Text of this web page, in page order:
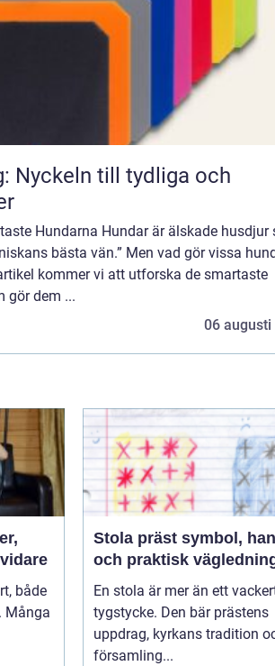
Nyckeln till tydliga och
Hundarna Hundar är älskade husdjur
bästa vän.” Men vad gör vissa
kommer vi att utforska de smartaste
gör dem ...
06 augusti
både
Många
Stola präst symbol, hantverk
och praktisk
En stola är mer än ett
tygstycke. Den bär prästens
uppdrag, kyrkans tradition
församling...